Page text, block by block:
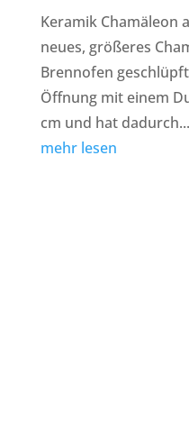
Keramik Chamäleon
neues, größeres
Brennofen
Öffnung mit einem
cm und hat dadurch...
mehr lesen